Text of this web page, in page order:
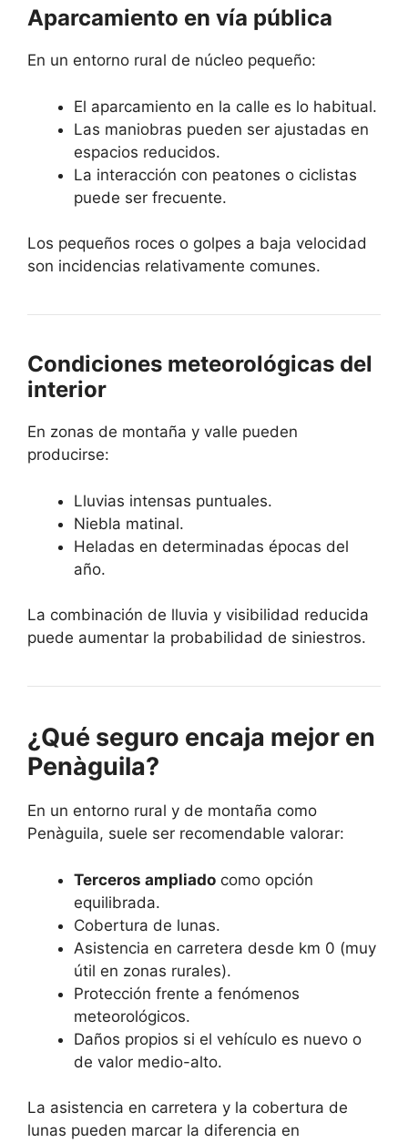
Aparcamiento en vía pública
En un entorno rural de núcleo pequeño:
El aparcamiento en la calle es lo habitual.
Las maniobras pueden ser ajustadas en
espacios reducidos.
La interacción con peatones o ciclistas
puede ser frecuente.
Los pequeños roces o golpes a baja velocidad
son incidencias relativamente comunes.
Condiciones meteorológicas del
interior
En zonas de montaña y valle pueden
producirse:
Lluvias intensas puntuales.
Niebla matinal.
Heladas en determinadas épocas del
año.
La combinación de lluvia y visibilidad reducida
puede aumentar la probabilidad de siniestros.
¿Qué seguro encaja mejor en
Penàguila?
En un entorno rural y de montaña como
Penàguila, suele ser recomendable valorar:
Terceros ampliado como opción
equilibrada.
Cobertura de lunas.
Asistencia en carretera desde km 0 (muy
útil en zonas rurales).
Protección frente a fenómenos
meteorológicos.
Daños propios si el vehículo es nuevo o
de valor medio-alto.
La asistencia en carretera y la cobertura de
lunas pueden marcar la diferencia en